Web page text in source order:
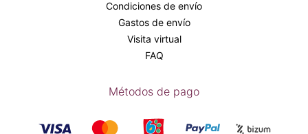
Condiciones de envío
Gastos de envío
Visita virtual
FAQ
Métodos de pago